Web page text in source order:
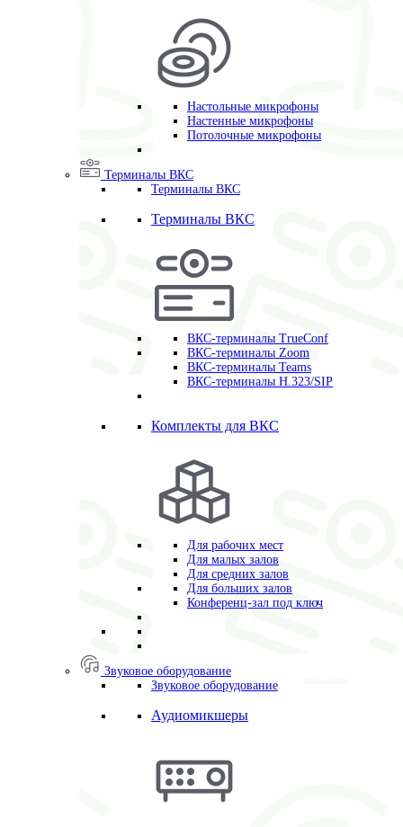
Настольные микрофоны
Настенные микрофоны
Потолочные микрофоны
Терминалы ВКС
Терминалы ВКС
Терминалы ВКС
ВКС-терминалы TrueConf
ВКС-терминалы Zoom
ВКС-терминалы Teams
ВКС-терминалы H.323/SIP
Комплекты для ВКС
Для рабочих мест
Для малых залов
Для средних залов
Для больших залов
Конференц-зал под ключ
Звуковое оборудование
Звуковое оборудование
Аудиомикшеры